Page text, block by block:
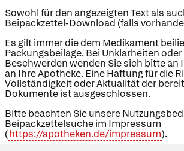
Sowohl für den angezeigten Text als
Beipackzettel-Download (falls
Es gilt immer die dem Medikament
Packungsbeilage. Bei Unklarheiten
Beschwerden wenden Sie sich bitte an
an Ihre Apotheke. Eine Haftung für die
Vollständigkeit oder Aktualität der
Dokumente ist ausgeschlossen.
Bitte beachten Sie unsere
Beipackzettelsuche im Impressum
(https://apotheken.de/impressum).